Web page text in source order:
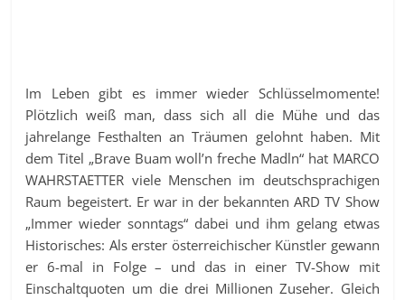
Im Leben gibt es immer wieder Schlüsselmomente!
Plötzlich weiß man, dass sich all die Mühe und das
jahrelange Festhalten an Träumen gelohnt haben. Mit
dem Titel „Brave Buam woll’n freche Madln“ hat MARCO
WAHRSTAETTER viele Menschen im deutschsprachigen
Raum begeistert. Er war in der bekannten ARD TV Show
„Immer wieder sonntags“ dabei und ihm gelang etwas
Historisches: Als erster österreichischer Künstler gewann
er 6-mal in Folge – und das in einer TV-Show mit
Einschaltquoten um die drei Millionen Zuseher. Gleich